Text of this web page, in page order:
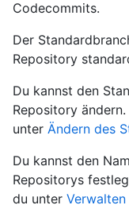
Codecommits.
Der
Repository
Du kannst den
Repository
unter Ändern des
Du kannst den
Repositorys
du unter